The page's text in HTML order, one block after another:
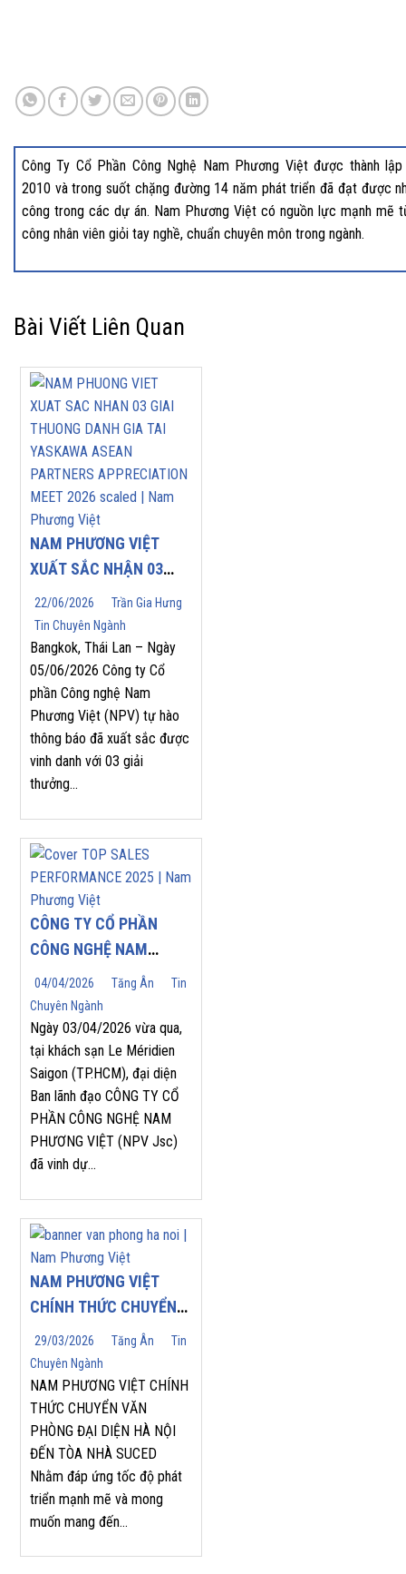
Công Ty Cổ Phần Công Nghệ Nam Phương Việt được thành
2010 và trong suốt chặng đường 14 năm phát triển đã đạt được
công trong các dự án. Nam Phương Việt có nguồn lực mạnh mẽ
công nhân viên giỏi tay nghề, chuẩn chuyên môn trong ngành.
Bài Viết Liên Quan
NAM PHƯƠNG VIỆT
XUẤT SẮC NHẬN 03
GIẢI THƯỞNG DANH
GIÁ TẠI YASKAWA
ASEAN PARTNERS’
APPRECIATION MEET
2026
22/06/2026
Trần Gia Hưng
Tin Chuyên Ngành
Bangkok, Thái Lan – Ngày
05/06/2026 Công ty Cổ
phần Công nghệ Nam
Phương Việt (NPV) tự hào
thông báo đã xuất sắc được
vinh danh với 03 giải
thưởng...
CÔNG TY CỔ PHẦN
CÔNG NGHỆ NAM
PHƯƠNG VIỆT (NPV
JSC) TỰ HÀO ĐÓN
NHẬN GIẢI THƯỞNG
“TOP SALES
PERFORMANCE 2025”
TẠI HỘI NGHỊ NHÀ
PHÂN PHỐI YASKAWA
2026
04/04/2026 Tăng Ân
Tin
Chuyên Ngành
Ngày 03/04/2026 vừa qua,
tại khách sạn Le Méridien
Saigon (TP.HCM), đại diện
Ban lãnh đạo CÔNG TY CỔ
PHẦN CÔNG NGHỆ NAM
PHƯƠNG VIỆT (NPV Jsc)
đã vinh dự...
NAM PHƯƠNG VIỆT
CHÍNH THỨC CHUYỂN
VĂN PHÒNG ĐẠI DIỆN
HÀ NỘI ĐẾN TÒA NHÀ
SUCED
29/03/2026 Tăng Ân
Tin
Chuyên Ngành
NAM PHƯƠNG VIỆT CHÍNH
THỨC CHUYỂN VĂN
PHÒNG ĐẠI DIỆN HÀ NỘI
ĐẾN TÒA NHÀ SUCED
Nhằm đáp ứng tốc độ phát
triển mạnh mẽ và mong
muốn mang đến...